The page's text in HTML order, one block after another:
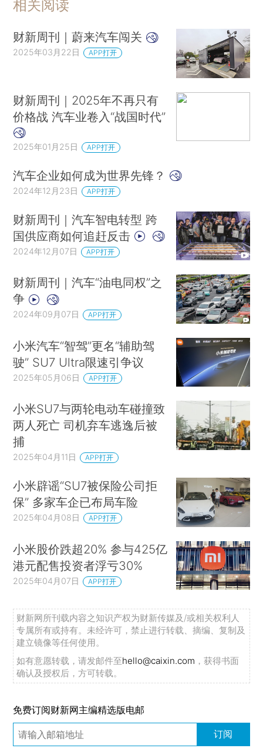
相关阅读
财新周刊｜蔚来汽车闯关
2025年03月22日 APP打开
财新周刊｜2025年不再只有
价格战 汽车业卷入“战国时代”
2025年01月25日 APP打开
汽车企业如何成为世界先锋？
2024年12月23日 APP打开
财新周刊｜汽车智电转型 跨
国供应商如何追赶反击
2024年12月07日 APP打开
财新周刊｜汽车“油电同权”之
争
2024年09月07日 APP打开
小米汽车“智驾”更名“辅助驾
驶” SU7 Ultra限速引争议
2025年05月06日 APP打开
小米SU7与两轮电动车碰撞致
两人死亡 司机弃车逃逸后被
捕
2025年04月11日 APP打开
小米辟谣“SU7被保险公司拒
保” 多家车企已布局车险
2025年04月08日 APP打开
小米股价跌超20% 参与425亿
港元配售投资者浮亏30%
2025年04月07日 APP打开
财新网所刊载内容之知识产权为财新传媒及/或相关权利人
专属所有或持有。未经许可，禁止进行转载、摘编、复制及
建立镜像等任何使用。
如有意愿转载，请发邮件至hello@caixin.com ，获得书面
确认及授权后，方可转载。
免费订阅财新网主编精选版电邮
订阅